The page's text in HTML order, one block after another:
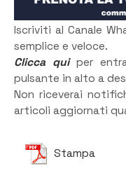
Iscriviti al Canale
semplice e veloce.
Clicca quiper
pulsante in alto a
Non riceverai
articoli aggiornati
Stampa